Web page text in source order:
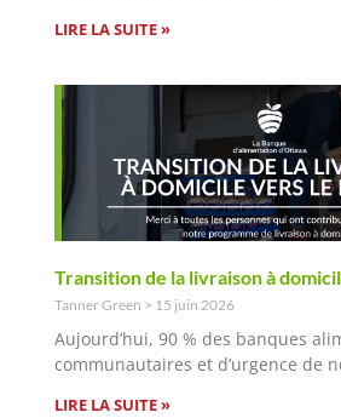
LIRE LA SUITE »
Transition de la livraison à
Tanner Green 15 juin 2026
Aujourd’hui, 90 % des banques
communautaires et d’urgence de
LIRE LA SUITE »